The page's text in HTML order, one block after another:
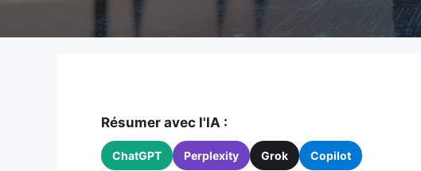
Résumer avec l'IA :
ChatGPT Perplexity Grok Copilot